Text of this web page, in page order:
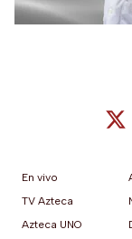
En vivo
TV Azteca
Azteca UNO